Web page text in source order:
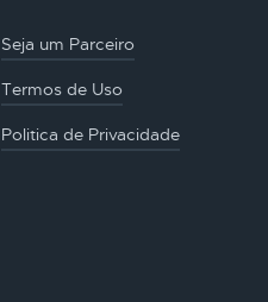
Seja um Parceiro
Termos de Uso
Politica de Privacidade